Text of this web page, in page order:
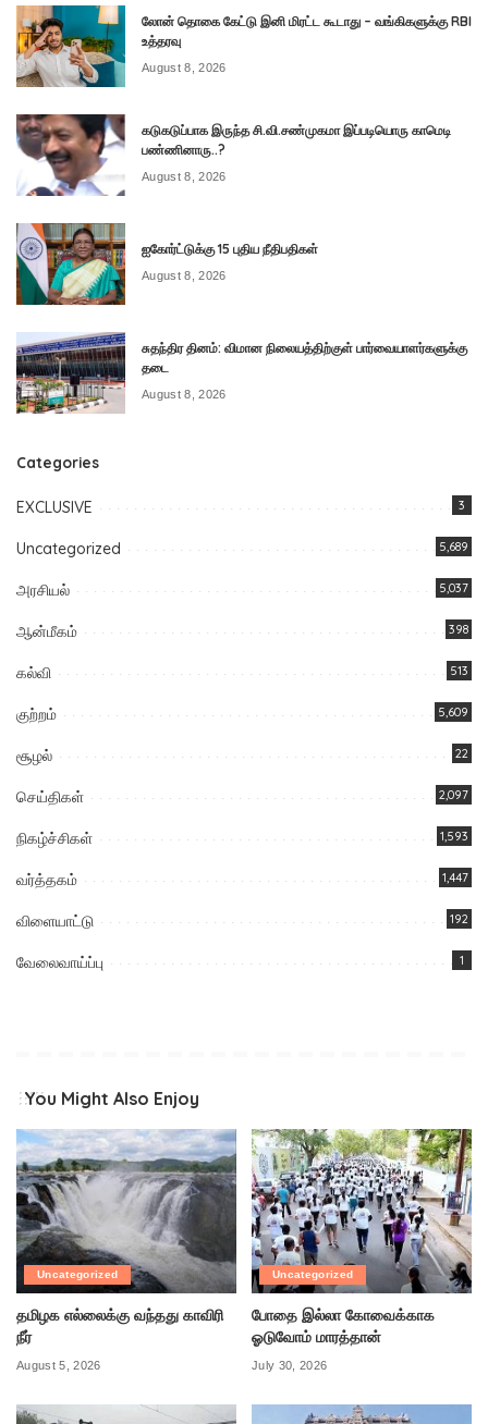
லோன் தொகை கேட்டு இனி மிரட்ட கூடாது – வங்கிகளுக்கு RBI
உத்தரவு
August 8, 2026
கடுகடுப்பாக இருந்த சி.வி.சண்முகமா இப்படியொரு காமெடி
பண்ணினாரு..?
August 8, 2026
ஐகோர்ட்டுக்கு 15 புதிய நீதிபதிகள்
August 8, 2026
சுதந்திர தினம்: விமான நிலையத்திற்குள் பார்வையாளர்களுக்கு
தடை
August 8, 2026
Categories
EXCLUSIVE 3
Uncategorized 5,689
அரசியல் 5,037
ஆன்மீகம் 398
கல்வி 513
குற்றம் 5,609
சூழல் 22
செய்திகள் 2,097
நிகழ்ச்சிகள் 1,593
வர்த்தகம் 1,447
விளையாட்டு 192
வேலைவாய்ப்பு 1
You Might Also Enjoy
Uncategorized
தமிழக எல்லைக்கு வந்தது காவிரி
நீர்
August 5, 2026
Uncategorized
போதை இல்லா கோவைக்காக
ஓடுவோம் மாரத்தான்
July 30, 2026